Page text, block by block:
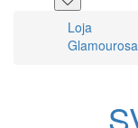
Loja
Glamourosa